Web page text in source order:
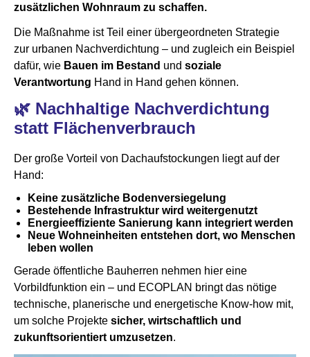
zusätzlichen Wohnraum zu schaffen.
Die Maßnahme ist Teil einer übergeordneten Strategie
zur urbanen Nachverdichtung – und zugleich ein Beispiel
dafür, wie Bauen im Bestand und soziale
Verantwortung Hand in Hand gehen können.
🌿 Nachhaltige Nachverdichtung
statt Flächenverbrauch
Der große Vorteil von Dachaufstockungen liegt auf der
Hand:
Keine zusätzliche Bodenversiegelung
Bestehende Infrastruktur wird weitergenutzt
Energieeffiziente Sanierung kann integriert werden
Neue Wohneinheiten entstehen dort, wo Menschen
leben wollen
Gerade öffentliche Bauherren nehmen hier eine
Vorbildfunktion ein – und ECOPLAN bringt das nötige
technische, planerische und energetische Know-how mit,
um solche Projekte sicher, wirtschaftlich und
zukunftsorientiert umzusetzen.